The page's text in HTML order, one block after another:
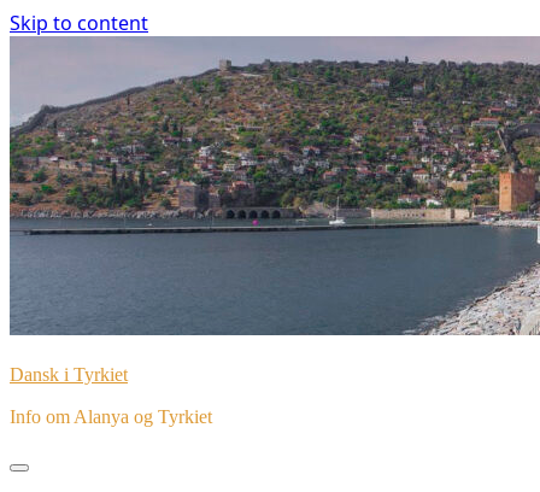
Skip to content
Dansk i Tyrkiet
Info om Alanya og Tyrkiet